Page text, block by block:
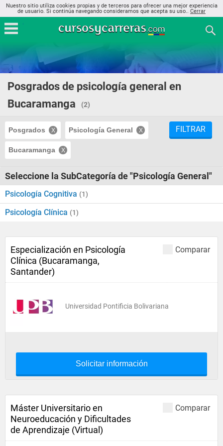
Nuestro sitio utiliza cookies propias y de terceros para ofrecer una mejor experiencia
de usuario. Si continúa navegando consideramos que acepta su uso.. Cerrar
Posgrados de psicología general en
Bucaramanga
(2)
Posgrados Psicología General
Bucaramanga
FILTRAR
Seleccione la SubCategoría de "Psicología General"
Psicología Cognitiva (1)
Psicología Clínica (1)
Comparar
Especialización en Psicología
Clínica (Bucaramanga,
Santander)
Universidad Pontificia Bolivariana
Solicitar información
Comparar
Máster Universitario en
Neuroeducación y Dificultades
de Aprendizaje (Virtual)